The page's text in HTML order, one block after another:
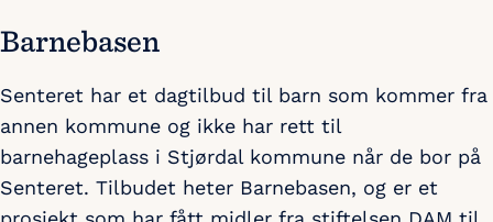
Barnebasen
Senteret har et dagtilbud til barn som kommer fra
annen kommune og ikke har rett til
barnehageplass i Stjørdal kommune når de bor på
Senteret. Tilbudet heter Barnebasen, og er et